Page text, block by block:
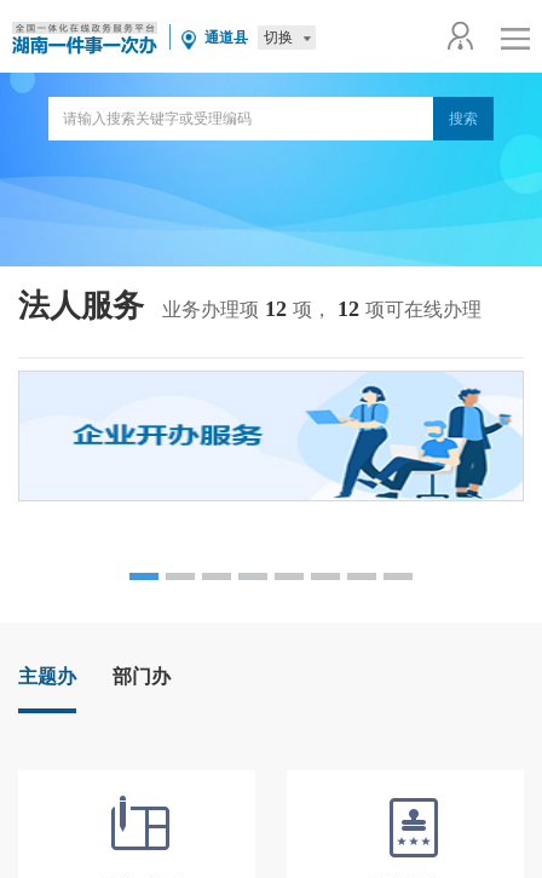
通道县 切换
法人服务 业务办理项 12 项， 12 项可在线办理
主题办 部门办